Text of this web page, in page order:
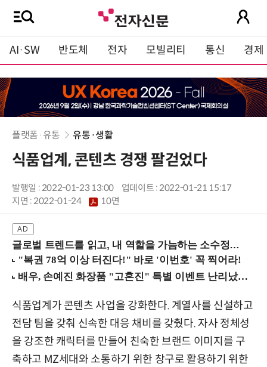
AI·SW 반도체 전자 모빌리티 통신 경제
플랫폼·유통 유통·생활
식품업계, 콘텐츠 경쟁 팔걷었다
발행일 : 2022-01-23 13:00
업데이트 : 2022-01-21 15:17
지면 :2022-01-24 10면
글로벌 트렌드를 읽고, 내 역할을 가늠하는 소수정예 실습 워크숍 (8/28 신논현역)
식품업계가 콘텐츠 사업을 강화한다. 계열사를 신설하고
전담 팀을 갖춰 신속한 대응 채비를 갖췄다. 자사 정체성
을 강조한 캐릭터를 만들어 친숙한 브랜드 이미지를 구
축하고 MZ세대와 소통하기 위한 창구로 활용하기 위한